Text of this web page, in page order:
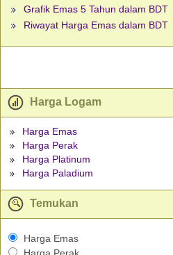
Grafik Emas 5 Tahun dalam BDT
Riwayat Harga Emas dalam BDT
Harga Logam
Harga Emas
Harga Perak
Harga Platinum
Harga Paladium
Temukan
Harga Emas